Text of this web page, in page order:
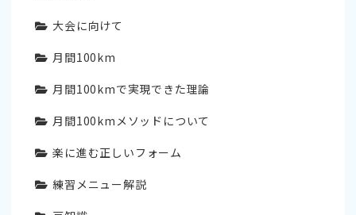
大会に向けて
月間100km
月間100kmで実現できた理論
月間100kmメソッドについて
楽に進む正しいフォーム
練習メニュー解説